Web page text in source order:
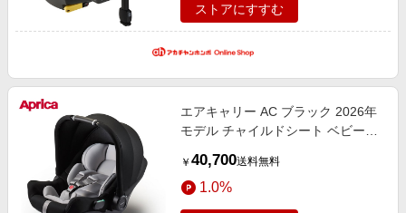
ストアにすすむ
エアキャリー AC ブラック 2026年
モデル チャイルドシート ベビーカ
チャイルドシート・カー用品
￥ 40,700送料無料
1.0%